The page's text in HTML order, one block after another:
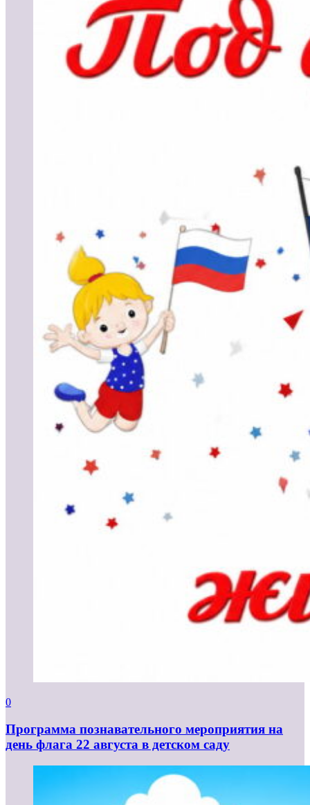
0
Программа познавательного мероприятия на
день флага 22 августа в детском саду